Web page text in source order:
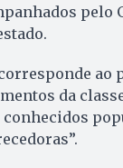
pelo
ao
da
conhecidos